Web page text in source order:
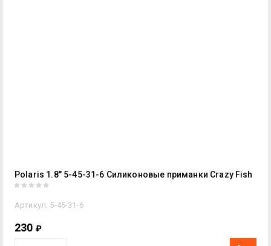
Polaris 1.8" 5-45-31-6 Силиконовые приманки Crazy Fish
Артикул: 5-45-31-6
230 ₽